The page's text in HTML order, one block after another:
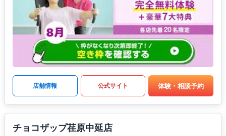
店舗情報 公式サイト 体験・相談予約
チョコザップ荏原中延店